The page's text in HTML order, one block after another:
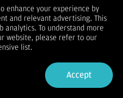
pasar emas dalam jangka
Fischer mengarakan tanda-
masih cukup kuat secara
menurun ini didukung
trendline, yang menunjukkan
yang signifikan dalam
gambaran teknis bahwa
to Dupoin.
a Trusted Broker
Sign in
enhance your experience by
and relevant advertising. This
analytics. To understand more
website, please refer to our
list.
Accept